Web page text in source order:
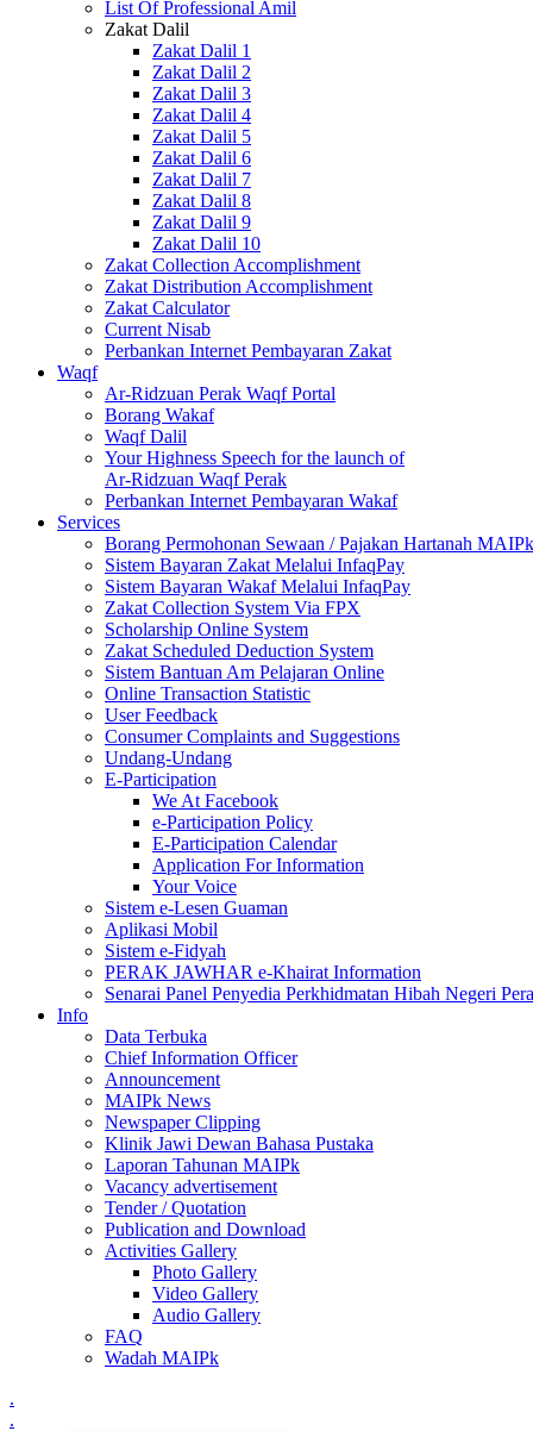
List Of Professional Amil
Zakat Dalil
Zakat Dalil 1
Zakat Dalil 2
Zakat Dalil 3
Zakat Dalil 4
Zakat Dalil 5
Zakat Dalil 6
Zakat Dalil 7
Zakat Dalil 8
Zakat Dalil 9
Zakat Dalil 10
Zakat Collection Accomplishment
Zakat Distribution Accomplishment
Zakat Calculator
Current Nisab
Perbankan Internet Pembayaran Zakat
Waqf
Ar-Ridzuan Perak Waqf Portal
Borang Wakaf
Waqf Dalil
Your Highness Speech for the launch of
Ar-Ridzuan Waqf Perak
Perbankan Internet Pembayaran Wakaf
Services
Borang Permohonan Sewaan / Pajakan Hartanah MAIPk
Sistem Bayaran Zakat Melalui InfaqPay
Sistem Bayaran Wakaf Melalui InfaqPay
Zakat Collection System Via FPX
Scholarship Online System
Zakat Scheduled Deduction System
Sistem Bantuan Am Pelajaran Online
Online Transaction Statistic
User Feedback
Consumer Complaints and Suggestions
Undang-Undang
E-Participation
We At Facebook
e-Participation Policy
E-Participation Calendar
Application For Information
Your Voice
Sistem e-Lesen Guaman
Aplikasi Mobil
Sistem e-Fidyah
PERAK JAWHAR e-Khairat Information
Senarai Panel Penyedia Perkhidmatan Hibah Negeri
Info
Data Terbuka
Chief Information Officer
Announcement
MAIPk News
Newspaper Clipping
Klinik Jawi Dewan Bahasa Pustaka
Laporan Tahunan MAIPk
Vacancy advertisement
Tender / Quotation
Publication and Download
Activities Gallery
Photo Gallery
Video Gallery
Audio Gallery
FAQ
Wadah MAIPk
.
.